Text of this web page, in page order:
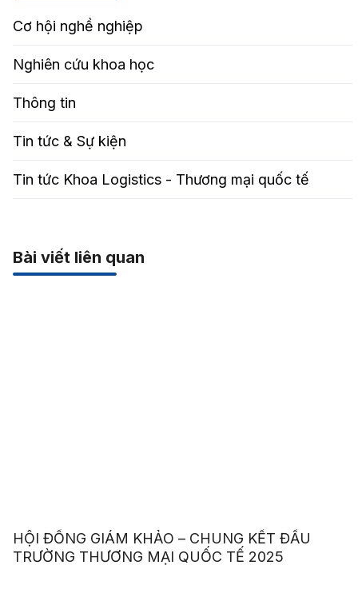
Cơ hội nghề nghiệp
Nghiên cứu khoa học
Thông tin
Tin tức & Sự kiện
Tin tức Khoa Logistics - Thương mại quốc tế
Bài viết liên quan
HỘI ĐỒNG GIÁM KHẢO – CHUNG KẾT ĐẤU
TRƯỜNG THƯƠNG MẠI QUỐC TẾ 2025